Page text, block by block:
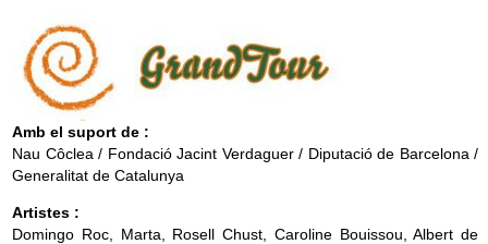
i
o
n
Amb el suport de :
Nau Côclea / Fondació Jacint Verdaguer / Diputacióde Barcelona /
Generalitat de Catalunya
Artistes :
Domingo Roc, Marta, Rosell Chust Caroline Bouissou , Albert de